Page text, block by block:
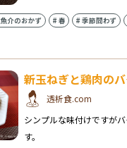
魚介のおかず #春 #季節問わず
新玉ねぎと鶏肉の
透析食.com
シンプルな味付けですが
す。